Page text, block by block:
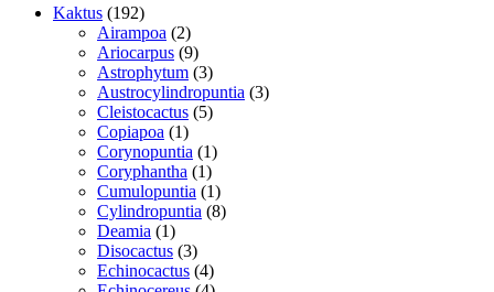
Kaktus 192192
varer
Airampoa 22
varer
Ariocarpus 99
varer
Astrophytum 33
varer
Austrocylindropuntia 33
Cleistocactus 55
Copiapoa 11
vare
Corynopuntia 11
vare
Coryphantha 11
vare
Cumulopuntia 11
vare
Cylindropuntia 88
Deamia 11
vare
Disocactus 33
varer
Echinocactus 44